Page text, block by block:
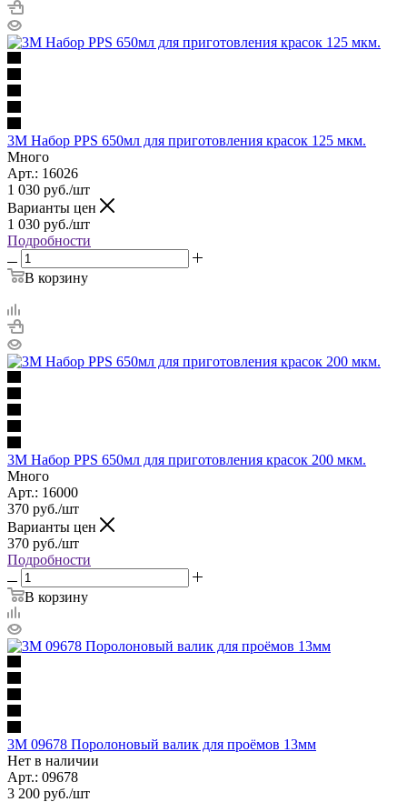
3M Набор PPS 650мл для приготовления красок 125 мкм.
Много
Арт.: 16026
1 030 руб./шт
Варианты цен
1 030 руб./шт
Подробности
В корзину
3M Набор PPS 650мл для приготовления красок 200 мкм.
Много
Арт.: 16000
370 руб./шт
Варианты цен
370 руб./шт
Подробности
В корзину
3M 09678 Поролоновый валик для проёмов 13мм
Нет в наличии
Арт.: 09678
3 200 руб./шт